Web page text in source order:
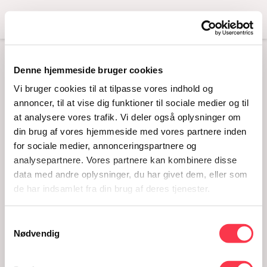
Denne hjemmeside bruger cookies
Vi bruger cookies til at tilpasse vores indhold og
annoncer, til at vise dig funktioner til sociale medier og til
at analysere vores trafik. Vi deler også oplysninger om
din brug af vores hjemmeside med vores partnere inden
for sociale medier, annonceringspartnere og
analysepartnere. Vores partnere kan kombinere disse
data med andre oplysninger, du har givet dem, eller som
de har indsamlet fra din brug af deres tjenester.
Nødvendig
Menu
ARRANGEMENT FOR
VENNER AF
KVINDEMUSEET
07.05.2014 · 16 - 17